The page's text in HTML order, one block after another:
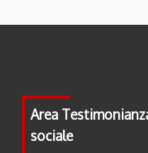
Area
sociale